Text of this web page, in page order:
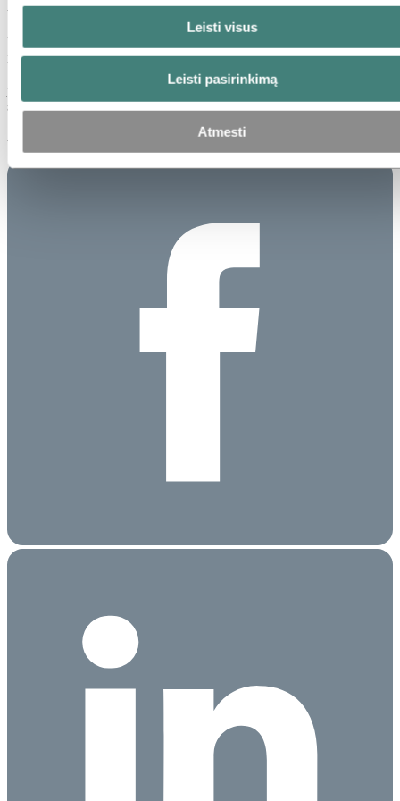
Leisti visus
Leisti pasirinkimą
Atmesti
Prisijunkite prie „Hydro“, kur galėsite augti, bendradarbiauti ir daryti
įtaką įtraukioje aplinkoje. Paspartinkite savo karjeros augimą
tyrinėdami savo ateities galimybeskartu su mumis ir teikite paraišką
jau šiandien, kad pradėtumėte savo kelionę bendruomenėje, kuri
skirta mokymuisi ir augimui.